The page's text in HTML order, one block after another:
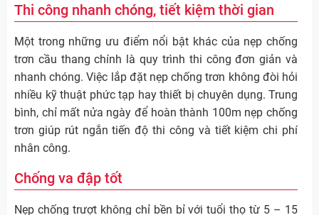
Thi công nhanh chóng, tiết kiệm thời gian
Một trong những ưu điểm nổi bật khác của nẹp chống
trơn cầu thang chính là quy trình thi công đơn giản và
nhanh chóng. Việc lắp đặt nẹp chống trơn không đòi hỏi
nhiều kỹ thuật phức tạp hay thiết bị chuyên dụng. Trung
bình, chỉ mất nửa ngày để hoàn thành 100m nẹp chống
trơn giúp rút ngắn tiến độ thi công và tiết kiệm chi phí
nhân công.
Chống va đập tốt
Nẹp chống trượt không chỉ bền bỉ với tuổi thọ từ 5 – 15